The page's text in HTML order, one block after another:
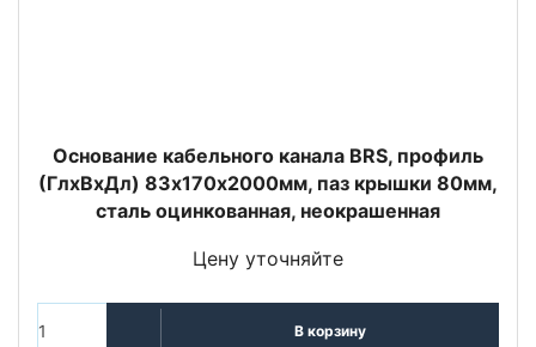
Основание кабельного канала BRS, профиль
(ГлхВхДл) 83х170х2000мм, паз крышки 80мм,
сталь оцинкованная, неокрашенная
Цену уточняйте
В корзину